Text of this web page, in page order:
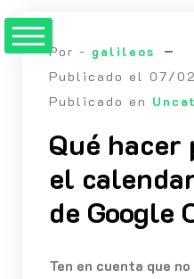
contenido
Por - galileos
Publicado el 07/
Publicado en
Qué
el
de Google
Ten en cuenta que